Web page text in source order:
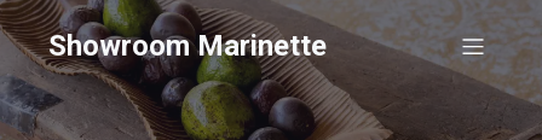
Showroom Marinette